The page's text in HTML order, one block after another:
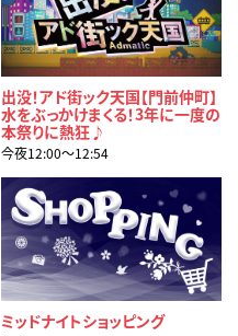
出没！アド街ック天国【門前仲町】
水をぶっかけまくる！3年に一度の
本祭りに熱狂♪
今夜12:00〜12:54
ミッドナイトショッピング